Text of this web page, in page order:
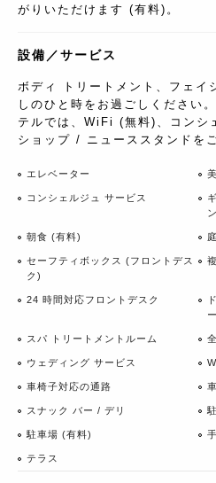
がりいただけます (有料)。
設備／サービス
ボディ トリートメント、フェイ
しのひと時をお過ごしください
テルでは、WiFi (無料)、コンシ
ショップ / ニューススタンドを
エレベーター
コンシェルジュ サービス
朝食 (有料)
セーフティボックス (フロントデス
ク)
24 時間対応フロントデスク
スパ トリートメントルーム
ウェディング サービス
車椅子対応の通路
スナック バー / デリ
駐車場 (有料)
テラス